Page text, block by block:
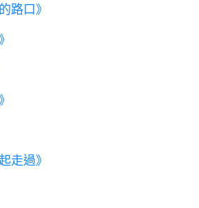
路口》
走過》